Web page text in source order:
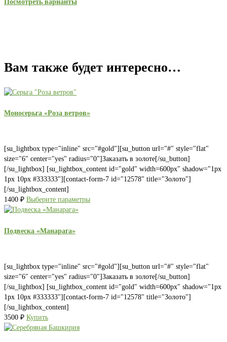
Посмотреть варианты
Вам также будет интересно…
Моносерьга «Роза ветров»
[su_lightbox type="inline" src="#gold"][su_button url="#" style="flat"
size="6" center="yes" radius="0"]Заказать в золоте[/su_button]
[/su_lightbox] [su_lightbox_content id="gold" width=600px" shadow="1px
1px 10px #333333"][contact-form-7 id="12578" title="Золото"]
[/su_lightbox_content]
1400 ₽ Выберите параметры
Подвеска «Манарага»
[su_lightbox type="inline" src="#gold"][su_button url="#" style="flat"
size="6" center="yes" radius="0"]Заказать в золоте[/su_button]
[/su_lightbox] [su_lightbox_content id="gold" width=600px" shadow="1px
1px 10px #333333"][contact-form-7 id="12578" title="Золото"]
[/su_lightbox_content]
3500 ₽ Купить